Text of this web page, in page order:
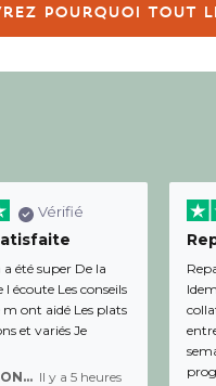
pourquoi tout
Vérifié
été super De la
écoute Les conseils
ont aidé Les plats
et variés Je
Sandrine CARTON-BRACQ, Il y a 5 heures